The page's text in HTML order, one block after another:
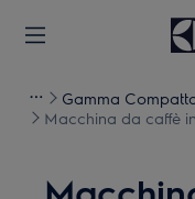
Gamma
Macchina da caffè